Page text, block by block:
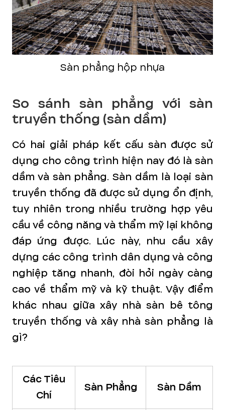
Sàn phẳng hộp nhựa
So sánh sàn phẳng với sàn
truyền thống (sàn dầm)
Có hai giải pháp kết cấu sàn được sử
dụng cho công trình hiện nay đó là sàn
dầm và sàn phẳng. Sàn dầm là loại sàn
truyền thống đã được sử dụng ổn định,
tuy nhiên trong nhiều trường hợp yêu
cầu về công năng và thẩm mỹ lại không
đáp ứng được. Lúc này, nhu cầu xây
dựng các công trình dân dụng và công
nghiệp tăng nhanh, đòi hỏi ngày càng
cao về thẩm mỹ và kỹ thuật. Vậy điểm
khác nhau giữa xây nhà sàn bê tông
truyền thống và xây nhà sàn phẳng là
gì?
Các Tiêu
Chí
Sàn Phẳng Sàn Dầm